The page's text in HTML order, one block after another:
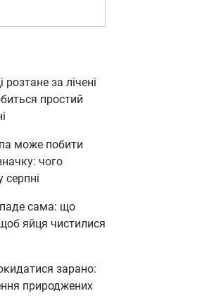
за лічені
простий
може побити
чого
серпні
сама: що
яйця чистилися
зарано:
природжених